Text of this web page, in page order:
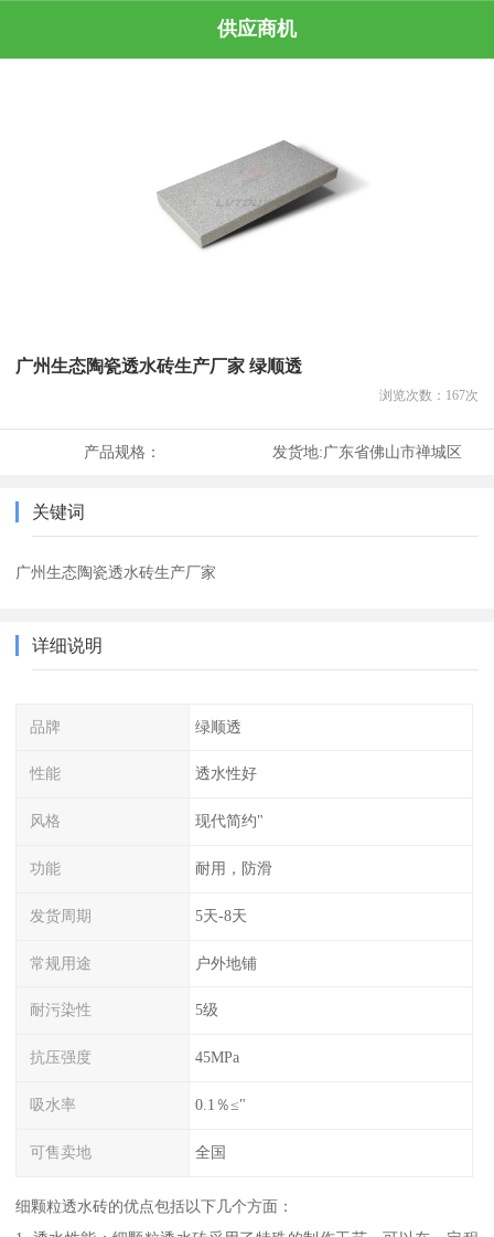
供应商机
广州生态陶瓷透水砖生产厂家 绿顺透
浏览次数： 167次
产品规格： 发货地:广东省佛山市禅城区
关键词
广州生态陶瓷透水砖生产厂家
详细说明
品牌 绿顺透
性能 透水性好
风格 现代简约"
功能 耐用，防滑
发货周期 5天-8天
常规用途 户外地铺
耐污染性 5级
抗压强度 45MPa
吸水率 0.1％≤"
可售卖地 全国
细颗粒透水砖的优点包括以下几个方面：